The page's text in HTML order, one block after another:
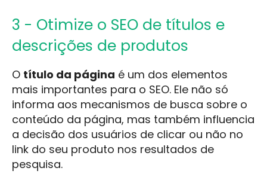
3 - Otimize o SEO de títulos e
descrições de produtos
O título da página é um dos elementos
mais importantes para o SEO. Ele não só
informa aos mecanismos de busca sobre o
conteúdo da página, mas também influencia
a decisão dos usuários de clicar ou não no
link do seu produto nos resultados de
pesquisa.